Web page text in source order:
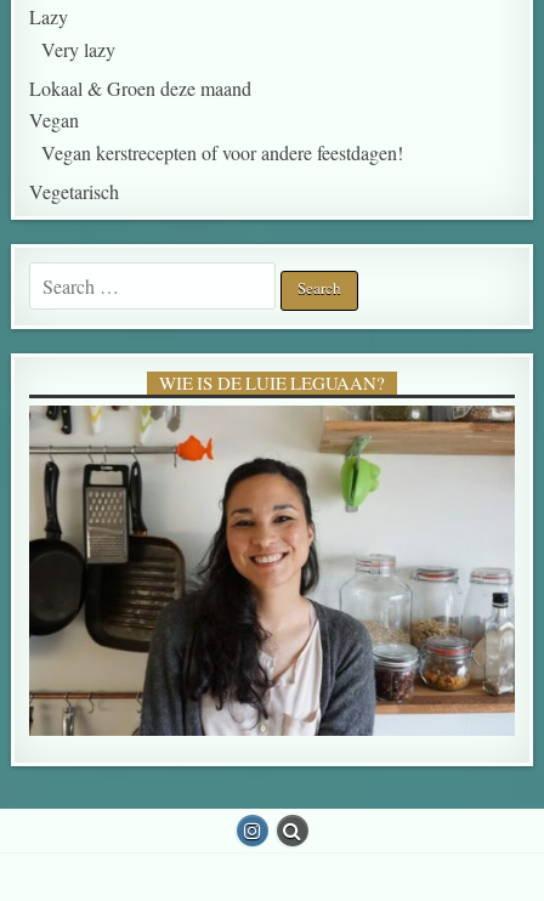
Lazy
Very lazy
Lokaal & Groen deze maand
Vegan
Vegan kerstrecepten of voor andere feestdagen!
Vegetarisch
Search for:
WIE IS DE LUIE LEGUAAN?